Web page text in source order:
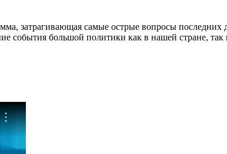
затрагивающая самые острые вопросы
события большой политики как в нашей стране,